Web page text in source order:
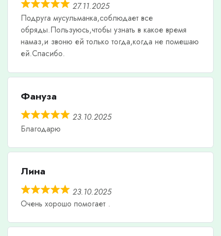
27.11.2025
Подруга мусульманка,соблюдает все
обряды.Пользуюсь,чтобы узнать в какое время
намаз,и звоню ей только тогда,когда не помешаю
ей.Спасибо.
Фануза
23.10.2025
Благодарю
Лина
23.10.2025
Очень хорошо помогает .